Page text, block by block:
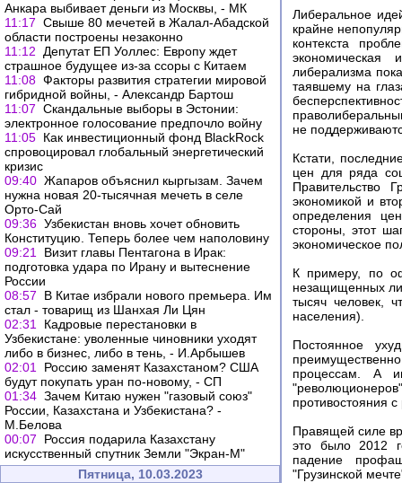
Анкара выбивает деньги из Москвы, - МК
11:17 Свыше 80 мечетей в Жалал-Абадской
области построены незаконно
11:12
Депутат ЕП Уоллес: Европу ждет
страшное будущее из-за ссоры с Китаем
11:08 Факторы развития стратегии мировой
гибридной войны, - Александр Бартош
11:07 Скандальные выборы в Эстонии:
электронное голосование предпочло войну
11:05 Как инвестиционный фонд BlackRock
спровоцировал глобальный энергетический
кризис
09:40 Жапаров объяснил кыргызам. Зачем
нужна новая 20-тысячная мечеть в селе
Орто-Сай
09:36 Узбекистан вновь хочет обновить
Конституцию. Теперь более чем наполовину
09:21
Визит главы Пентагона в Ирак:
подготовка удара по Ирану и вытеснение
России
08:57
В Китае избрали нового премьера. Им
стал - товарищ из Шанхая Ли Цян
02:31
Кадровые перестановки в
Узбекистане: уволенные чиновники уходят
либо в бизнес, либо в тень, - И.Арбышев
02:01
Россию заменят Казахстаном? США
будут покупать уран по-новому, - СП
01:34 Зачем Китаю нужен "газовый союз"
России, Казахстана и Узбекистана? -
М.Белова
00:07
Россия подарила Казахстану
искусственный спутник Земли "Экран-М"
Пятница, 10.03.2023
Либеральное
крайне
контекста
экономическая
либерализма
таявшему на
не
Кстати,
цен для ряда
Правительство
экономикой и
определения
стороны, этот
экономическое
К примеру, по
незащищенных
тысяч человек,
населения).
Постоянное
процессам. А
противостояния
Правящей силе
это было 2012
падение
"Грузинской